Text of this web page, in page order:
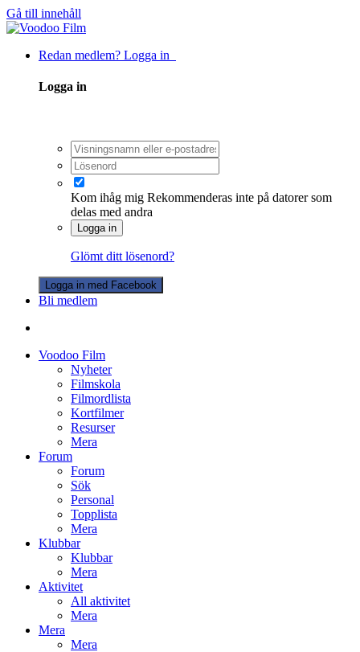
Gå till innehåll
Redan medlem? Logga in
Logga in
Kom ihåg mig Rekommenderas inte på datorer som
delas med andra
Logga in
Glömt ditt lösenord?
Logga in med Facebook
Bli medlem
Voodoo Film
Nyheter
Filmskola
Filmordlista
Kortfilmer
Resurser
Mera
Forum
Forum
Sök
Personal
Topplista
Mera
Klubbar
Klubbar
Mera
Aktivitet
All aktivitet
Mera
Mera
Mera